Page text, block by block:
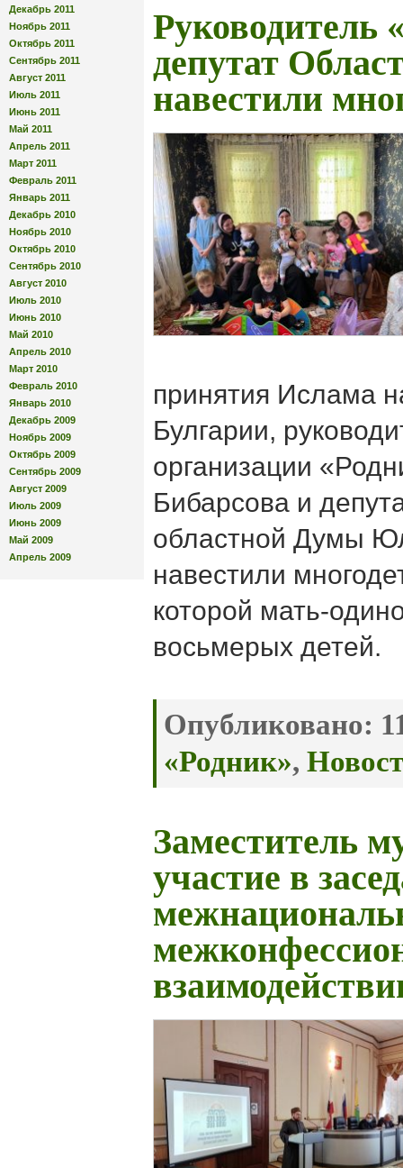
Декабрь 2011
Ноябрь 2011
Октябрь 2011
Сентябрь 2011
Август 2011
Июль 2011
Июнь 2011
Май 2011
Апрель 2011
Март 2011
Февраль 2011
Январь 2011
Декабрь 2010
Ноябрь 2010
Октябрь 2010
Сентябрь 2010
Август 2010
Июль 2010
Июнь 2010
Май 2010
Апрель 2010
Март 2010
Февраль 2010
Январь 2010
Декабрь 2009
Ноябрь 2009
Октябрь 2009
Сентябрь 2009
Август 2009
Июль 2009
Июнь 2009
Май 2009
Апрель 2009
Руководитель
депутат
навестили
принятия Ислама
Булгарии,
организации
Бибарсова и
областной Думы
навестили
которой мать-
восьмерых детей.
Опубликовано:
«Родник»,
Заместитель
участие в